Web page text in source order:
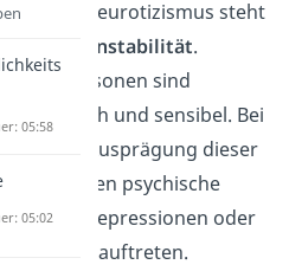
Neurotizismus steht
Instabilität.
Personen sind
launisch und sensibel. Bei
zu hohen Ausprägung dieser
können psychische
wie Depressionen oder
auftreten.
05:58
05:02